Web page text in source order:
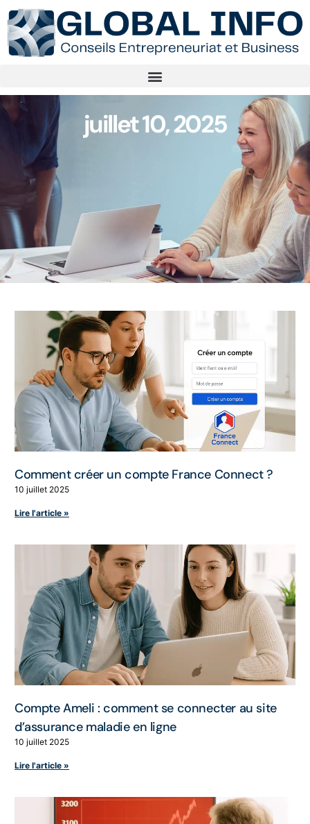
juillet 10, 2025
Comment créer un compte France Connect ?
10 juillet 2025
Lire l'article »
Compte Ameli : comment se connecter au site
d’assurance maladie en ligne
10 juillet 2025
Lire l'article »